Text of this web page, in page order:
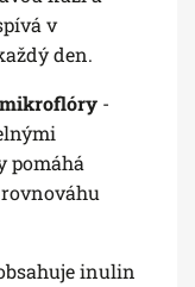
v
den.
-
pomáhá
inulin